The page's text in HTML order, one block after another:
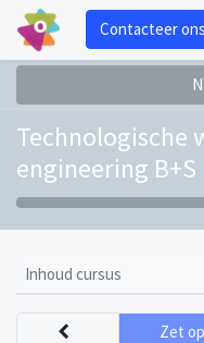
Contacteer ons
Technologische
engineering B+S
Inhoud cursus
Zet